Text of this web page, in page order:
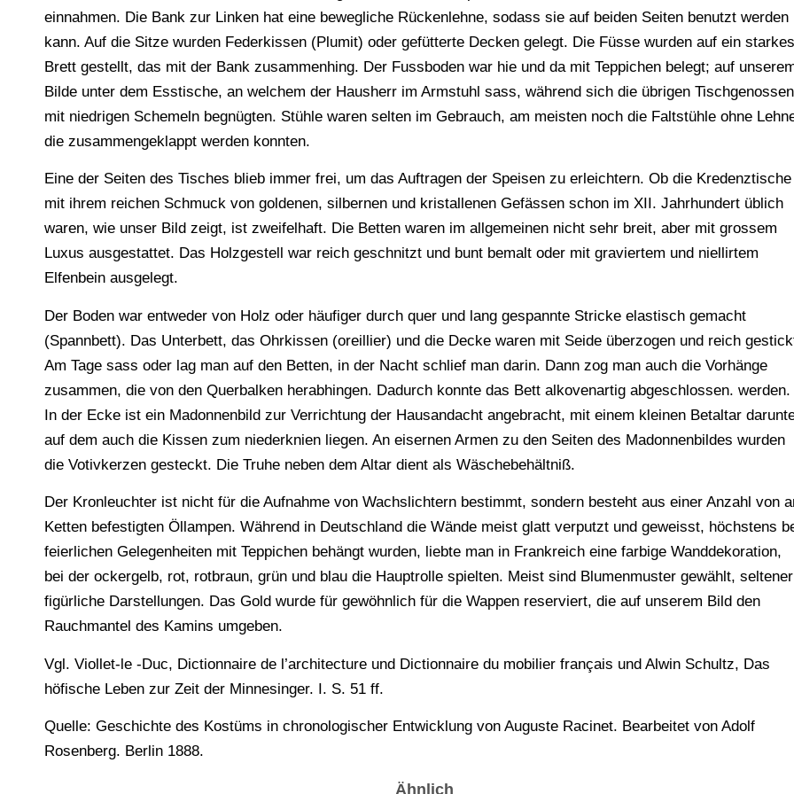
einnahmen. Die Bank zur Linken hat eine bewegliche Rückenlehne, sodass sie auf beiden Seiten benutzt werden
kann. Auf die Sitze wurden Federkissen (Plumit) oder gefütterte Decken gelegt. Die Füsse wurden auf ein starkes
Brett gestellt, das mit der Bank zusammenhing. Der Fussboden war hie und da mit Teppichen belegt; auf
Bilde unter dem Esstische, an welchem der Hausherr im Armstuhl sass, während sich die übrigen Tischgenossen
mit niedrigen Schemeln begnügten. Stühle waren selten im Gebrauch, am meisten noch die Faltstühle ohne
die zusammengeklappt werden konnten.
Eine der Seiten des Tisches blieb immer frei, um das Auftragen der Speisen zu erleichtern. Ob die Kredenztische
mit ihrem reichen Schmuck von goldenen, silbernen und kristallenen Gefässen schon im XII. Jahrhundert üblich
waren, wie unser Bild zeigt, ist zweifelhaft. Die Betten waren im allgemeinen nicht sehr breit, aber mit grossem
Luxus ausgestattet. Das Holzgestell war reich geschnitzt und bunt bemalt oder mit graviertem und niellirtem
Elfenbein ausgelegt.
Der Boden war entweder von Holz oder häufiger durch quer und lang gespannte Stricke elastisch gemacht
(Spannbett). Das Unterbett, das Ohrkissen (oreillier) und die Decke waren mit Seide überzogen und reich
Am Tage sass oder lag man auf den Betten, in der Nacht schlief man darin. Dann zog man auch die Vorhänge
zusammen, die von den Querbalken herabhingen. Dadurch konnte das Bett alkovenartig abgeschlossen. werden.
In der Ecke ist ein Madonnenbild zur Verrichtung der Hausandacht angebracht, mit einem kleinen Betaltar
auf dem auch die Kissen zum niederknien liegen. An eisernen Armen zu den Seiten des Madonnenbildes wurden
die Votivkerzen gesteckt. Die Truhe neben dem Altar dient als Wäschebehältniß.
Der Kronleuchter ist nicht für die Aufnahme von Wachslichtern bestimmt, sondern besteht aus einer Anzahl von
Ketten befestigten Öllampen. Während in Deutschland die Wände meist glatt verputzt und geweisst, höchstens
feierlichen Gelegenheiten mit Teppichen behängt wurden, liebte man in Frankreich eine farbige Wanddekoration,
bei der ockergelb, rot, rotbraun, grün und blau die Hauptrolle spielten. Meist sind Blumenmuster gewählt, seltener
figürliche Darstellungen. Das Gold wurde für gewöhnlich für die Wappen reserviert, die auf unserem Bild den
Rauchmantel des Kamins umgeben.
Vgl. Viollet-le -Duc, Dictionnaire de l’architecture und Dictionnaire du mobilier français und Alwin Schultz, Das
höfische Leben zur Zeit der Minnesinger. I. S. 51 ff.
Quelle: Geschichte des Kostüms in chronologischer Entwicklung von Auguste Racinet. Bearbeitet von Adolf
Rosenberg. Berlin 1888.
Ähnlich